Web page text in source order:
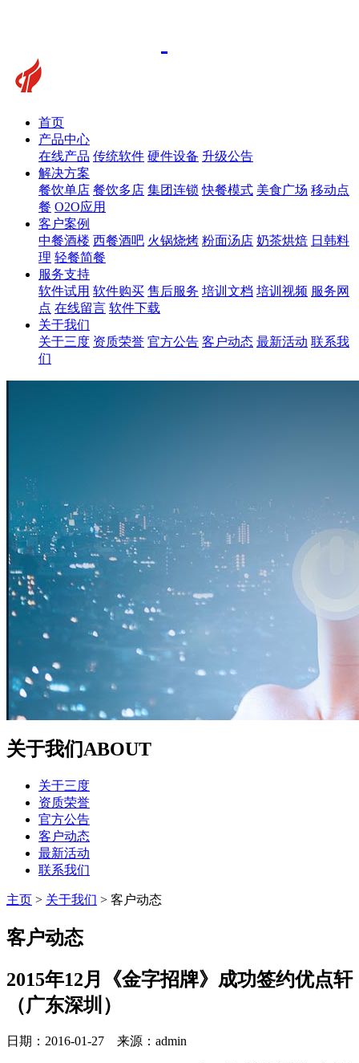
首页
产品中心
在线产品 传统软件 硬件设备 升级公告
解决方案
餐饮单店 餐饮多店 集团连锁 快餐模式 美食广场 移动点
餐 O2O应用
客户案例
中餐酒楼 西餐酒吧 火锅烧烤 粉面汤店 奶茶烘焙 日韩料
理 轻餐简餐
服务支持
软件试用 软件购买 售后服务 培训文档 培训视频 服务网
点 在线留言 软件下载
关于我们
关于三度 资质荣誉 官方公告 客户动态 最新活动 联系我
们
关于我们ABOUT
关于三度
资质荣誉
官方公告
客户动态
最新活动
联系我们
主页 > 关于我们 > 客户动态
客户动态
2015年12月《金字招牌》成功签约优点轩
（广东深圳）
日期：2016-01-27 来源：admin